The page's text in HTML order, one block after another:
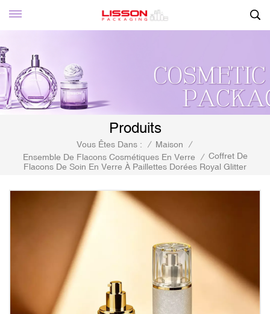
Produits
Vous Êtes Dans : / Maison
/
Ensemble De Flacons Cosmétiques En Verre
/ Coffret De
Flacons De Soin En Verre À Paillettes Dorées Royal Glitter